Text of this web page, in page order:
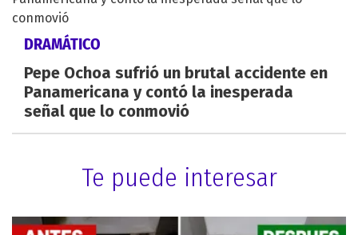
DRAMÁTICO
Pepe Ochoa sufrió un brutal accidente en
Panamericana y contó la inesperada
señal que lo conmovió
Te puede interesar